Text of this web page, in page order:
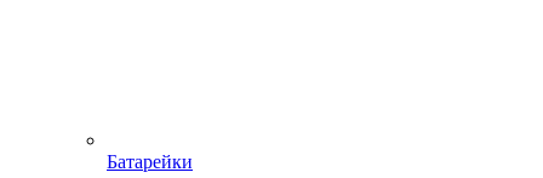
Батарейки